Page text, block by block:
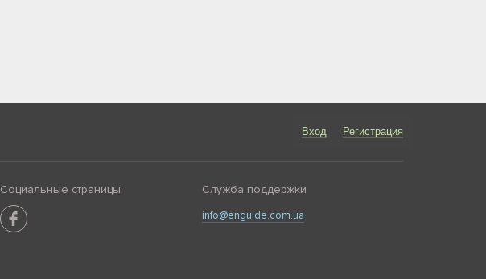
Вход Регистрация
Социальные страницы Служба поддержки
info@enguide.com.ua